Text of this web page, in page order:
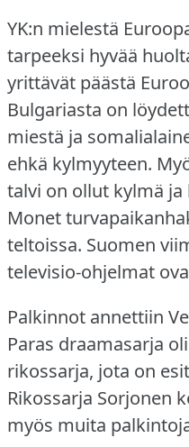
YK:n mielestä
tarpeeksi hyvää
yrittävät päästä
Bulgariasta on
miestä ja
ehkä kylmyyteen.
talvi on ollut kylmä
Monet
teltoissa. Suomen
televisio-ohjelmat
Palkinnot annettiin
Paras draamasarja
rikossarja, jota on
Rikossarja Sorjonen
myös muita